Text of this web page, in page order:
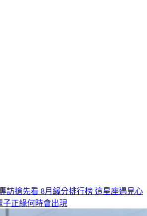
訪搶先看 8月緣分排行榜 這星座遇見心
子正緣何時會出現